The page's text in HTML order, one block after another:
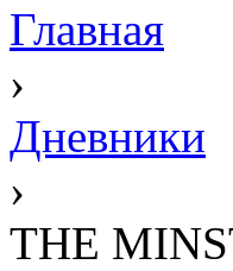
Главная
›
Дневники
›
THE